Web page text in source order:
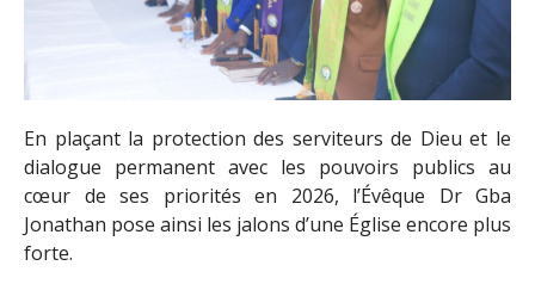
En plaçant la protection des serviteurs de Dieu et le
dialogue permanent avec les pouvoirs publics au
cœur de ses priorités en 2026, l’Évêque Dr Gba
Jonathan pose ainsi les jalons d’une Église encore plus
forte.